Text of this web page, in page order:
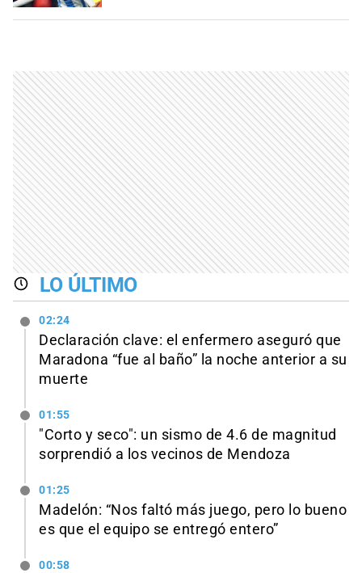
LO ÚLTIMO
02:24
Declaración clave: el enfermero aseguró que
Maradona “fue al baño” la noche anterior a su
muerte
01:55
"Corto y seco": un sismo de 4.6 de magnitud
sorprendió a los vecinos de Mendoza
01:25
Madelón: “Nos faltó más juego, pero lo bueno
es que el equipo se entregó entero”
00:58